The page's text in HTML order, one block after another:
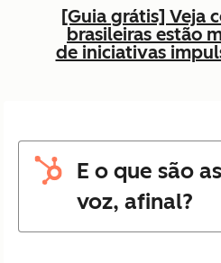
[Guia grátis] Veja
brasileiras estão
de iniciativas
E o que são
voz, afinal?